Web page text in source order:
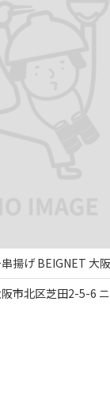
揚げ BEIGNET 大
市北区芝田2-5-6